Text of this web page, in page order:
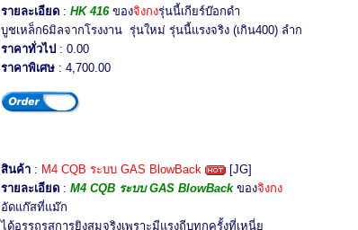
รายละเอียด : HK 416ของจิงกงรุ่นนี้เกียร์บ๊อกดำ
บูชเหล็ก6มิลจากโรงงาน รุ่นใหม่ รุ่นนี้แรงจริง (เกิน400) ลำก
ราคาทั่วไป : 0.00
ราคาพิเศษ : 4,700.00
สินค้า : M4 CQB ระบบ GAS BlowBack
[JG]
รายละเอียด : M4 CQB ระบบ GAS BlowBackของจิงกง
อัดแก๊สที่แม๊ก
ได้อรรถรสการยิงสมจริงเพราะมีแรงถีบทุกครั้งที่เหนี่ย